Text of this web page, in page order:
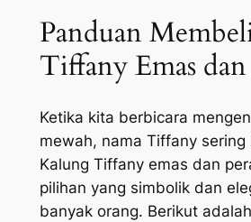
Panduan
Tiffany Emas
Ketika kita berbicara
mewah, nama Tiffany
Kalung Tiffany emas dan
pilihan yang simbolik dan
banyak orang. Berikut